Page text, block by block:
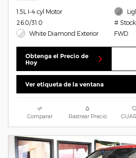
1.5L I-4 cyl Motor
26.0/31.0
White Diamond Exterior
#
FWD
Obtenga el Precio de
Hoy
Ver etiqueta de la ventana
Comparar Rastrear Precio